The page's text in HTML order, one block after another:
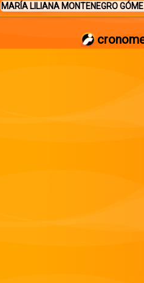
MARÍA LILIANA MONTENEGRO